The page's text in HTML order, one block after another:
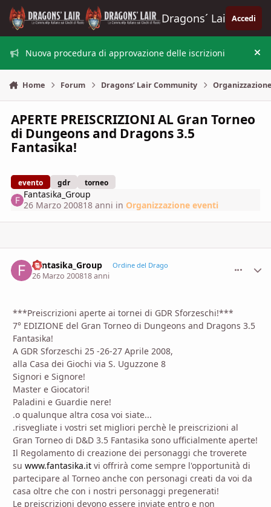
Vai al contenuto
Dragons´ Lair Accedi
Nuova procedura di approvazione delle iscrizioni
Home Forum Dragons’ Lair Community
APERTE PREISCRIZIONI AL Gran Torneo
di Dungeons and Dragons 3.5
Fantasika!
evento gdr torneo
Fantasika_Group
26 Marzo 200818 anni in Organizzazione eventi
Fantasika_Group Ordine del Drago
26 Marzo 200818 anni
***Preiscrizioni aperte ai tornei di GDR Sforzeschi!***
7° EDIZIONE del Gran Torneo di Dungeons and Dragons 3.5
Fantasika!
A GDR Sforzeschi 25 -26-27 Aprile 2008,
alla Casa dei Giochi via S. Uguzzone 8
Signori e Signore!
Master e Giocatori!
Paladini e Guardie nere!
.o qualunque altra cosa voi siate...
.risvegliate i vostri set migliori perchè le preiscrizioni al
Gran Torneo di D&D 3.5 Fantasika sono ufficialmente aperte!
Il Regolamento di creazione dei personaggi che troverete
su www.fantasika.it vi offrirà come sempre l'opportunità di
partecipare al Torneo anche con personagi creati da voi da
casa oltre che con i nostri personaggi pregenerati!
Le preiscrizioni devono essere inviate entro e non